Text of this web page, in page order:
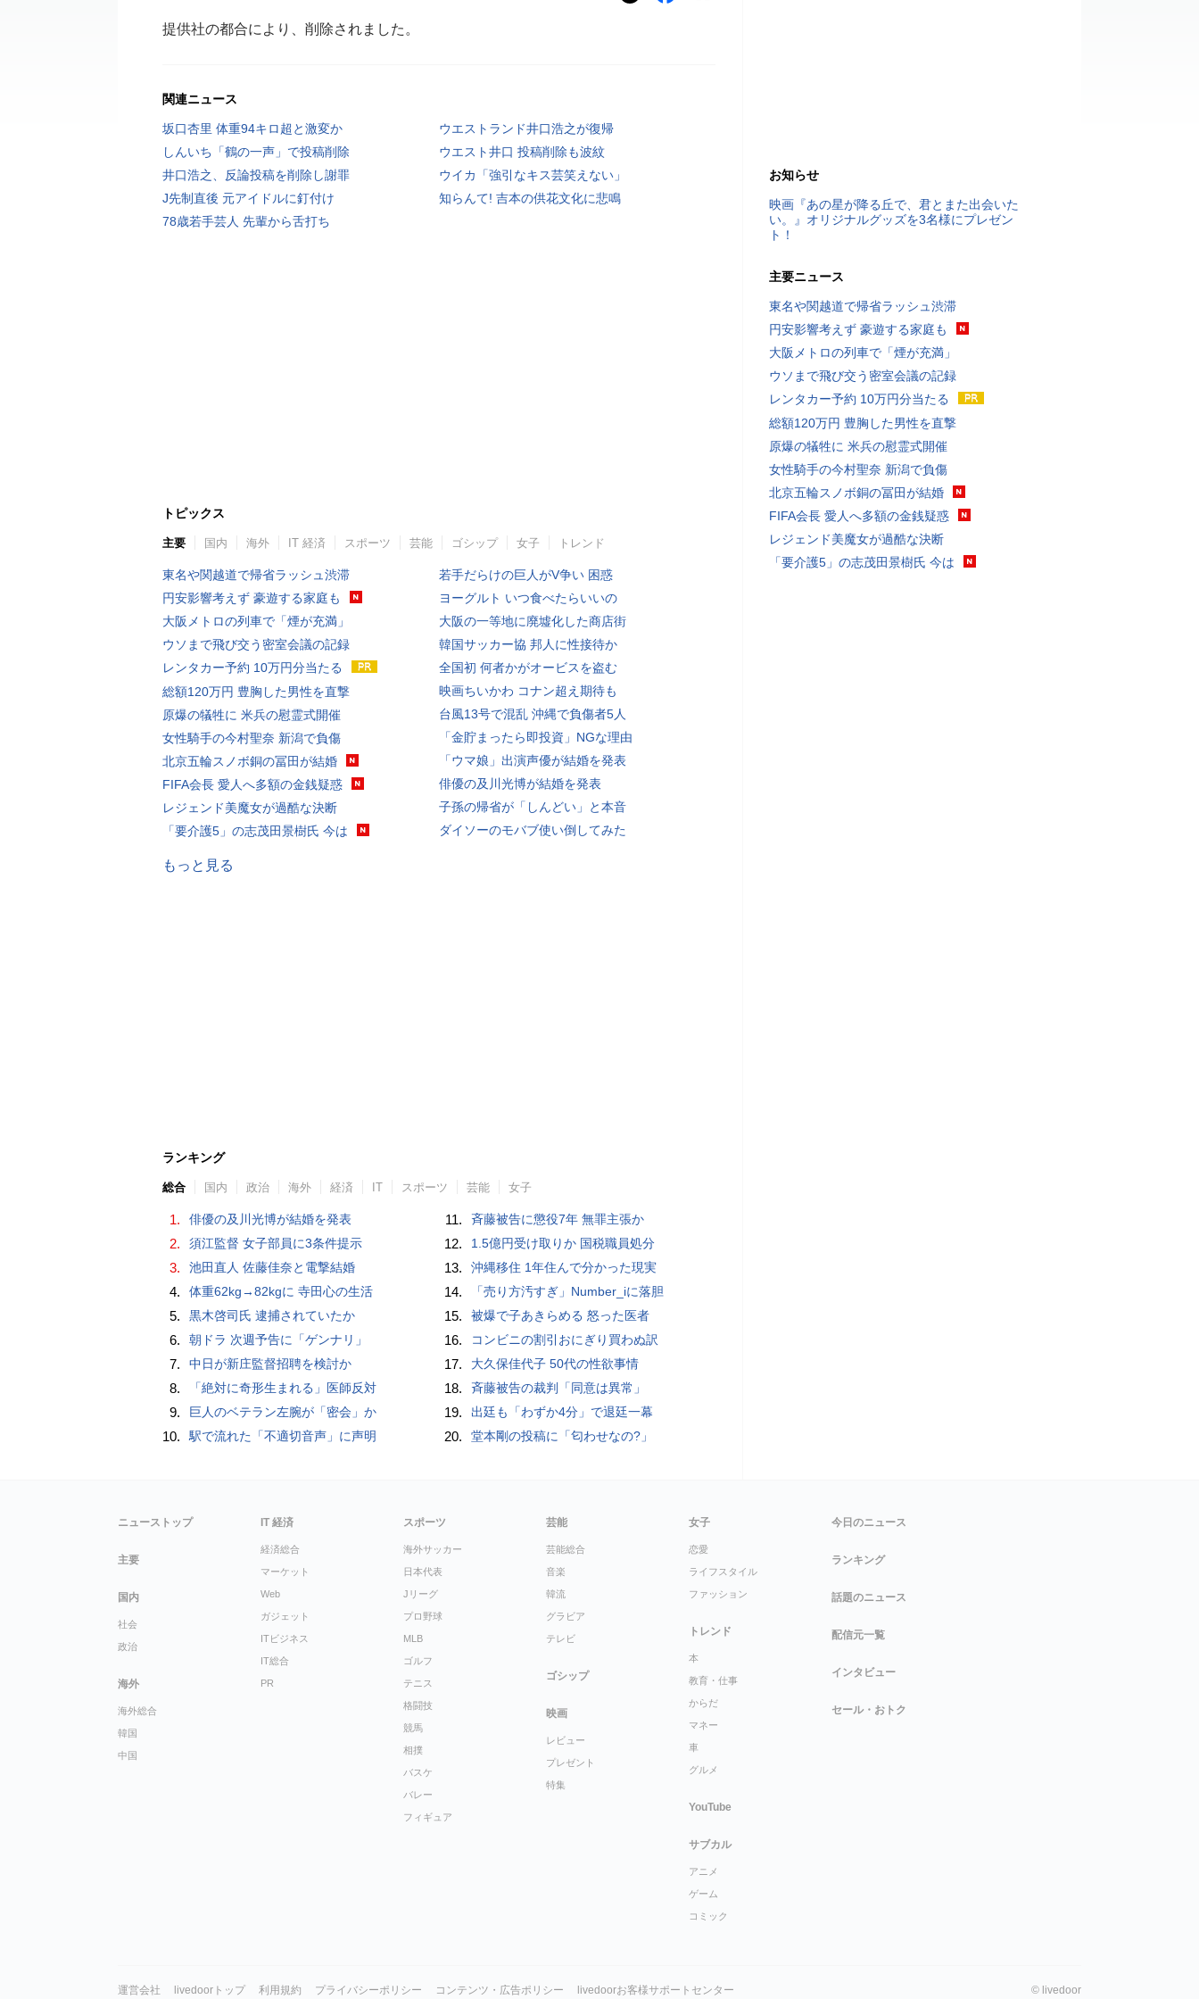
提供社の都合により、削除されました。
関連ニュース
坂口杏里 体重94キロ超と激変か
ウエストランド井口浩之が復帰
しんいち「鶴の一声」で投稿削除
ウエスト井口 投稿削除も波紋
井口浩之、反論投稿を削除し謝罪
ウイカ「強引なキス芸笑えない」
J先制直後 元アイドルに釘付け
知らんて! 吉本の供花文化に悲鳴
78歳若手芸人 先輩から舌打ち
トピックス
主要 国内 海外 IT 経済 スポーツ 芸能 ゴシップ 女子 トレンド
東名や関越道で帰省ラッシュ渋滞
円安影響考えず 豪遊する家庭も
大阪メトロの列車で「煙が充満」
ウソまで飛び交う密室会議の記録
レンタカー予約 10万円分当たる
総額120万円 豊胸した男性を直撃
原爆の犠牲に 米兵の慰霊式開催
女性騎手の今村聖奈 新潟で負傷
北京五輪スノボ銅の冨田が結婚
FIFA会長 愛人へ多額の金銭疑惑
レジェンド美魔女が過酷な決断
「要介護5」の志茂田景樹氏 今は
若手だらけの巨人がV争い 困惑
ヨーグルト いつ食べたらいいの
大阪の一等地に廃墟化した商店街
韓国サッカー協 邦人に性接待か
全国初 何者かがオービスを盗む
映画ちいかわ コナン超え期待も
台風13号で混乱 沖縄で負傷者5人
「金貯まったら即投資」NGな理由
「ウマ娘」出演声優が結婚を発表
俳優の及川光博が結婚を発表
子孫の帰省が「しんどい」と本音
ダイソーのモバブ使い倒してみた
もっと見る
ランキング
総合 国内 政治 海外 経済 IT スポーツ 芸能 女子
1. 俳優の及川光博が結婚を発表
2. 須江監督 女子部員に3条件提示
3. 池田直人 佐藤佳奈と電撃結婚
4. 体重62kg→82kgに 寺田心の生活
5. 黒木啓司氏 逮捕されていたか
6. 朝ドラ 次週予告に「ゲンナリ」
7. 中日が新庄監督招聘を検討か
8. 「絶対に奇形生まれる」医師反対
9. 巨人のベテラン左腕が「密会」か
10. 駅で流れた「不適切音声」に声明
11. 斉藤被告に懲役7年 無罪主張か
12. 1.5億円受け取りか 国税職員処分
13. 沖縄移住 1年住んで分かった現実
14. 「売り方汚すぎ」Number_iに落胆
15. 被爆で子あきらめる 怒った医者
16. コンビニの割引おにぎり買わぬ訳
17. 大久保佳代子 50代の性欲事情
18. 斉藤被告の裁判「同意は異常」
19. 出廷も「わずか4分」で退廷一幕
20. 堂本剛の投稿に「匂わせなの?」
お知らせ
映画『あの星が降る丘で、君とまた出会いた
い。』オリジナルグッズを3名様にプレゼン
ト！
主要ニュース
東名や関越道で帰省ラッシュ渋滞
円安影響考えず 豪遊する家庭も
大阪メトロの列車で「煙が充満」
ウソまで飛び交う密室会議の記録
レンタカー予約 10万円分当たる
総額120万円 豊胸した男性を直撃
原爆の犠牲に 米兵の慰霊式開催
女性騎手の今村聖奈 新潟で負傷
北京五輪スノボ銅の冨田が結婚
FIFA会長 愛人へ多額の金銭疑惑
レジェンド美魔女が過酷な決断
「要介護5」の志茂田景樹氏 今は
ニューストップ
主要
国内
社会
政治
海外
海外総合
韓国
中国
IT 経済
経済総合
マーケット
Web
ガジェット
ITビジネス
IT総合
PR
スポーツ
海外サッカー
日本代表
Jリーグ
プロ野球
MLB
ゴルフ
テニス
格闘技
競馬
相撲
バスケ
バレー
フィギュア
芸能
芸能総合
音楽
韓流
グラビア
テレビ
ゴシップ
映画
レビュー
プレゼント
特集
女子
恋愛
ライフスタイル
ファッション
トレンド
本
教育・仕事
からだ
マネー
車
グルメ
YouTube
サブカル
アニメ
ゲーム
コミック
今日のニュース
ランキング
話題のニュース
配信元一覧
インタビュー
セール・おトク
運営会社 livedoorトップ 利用規約 プライバシーポリシー コンテンツ・広告ポリシー livedoorお客様サポートセンター © livedoor